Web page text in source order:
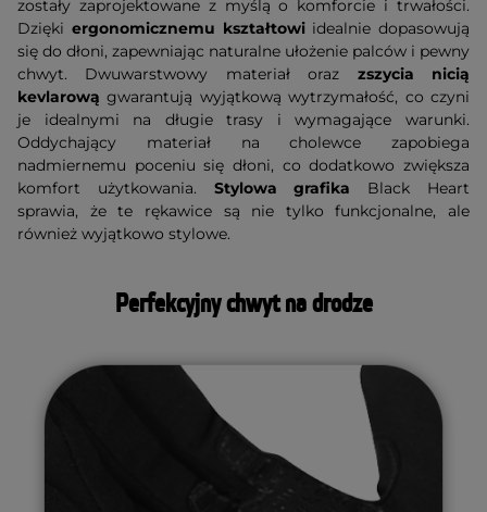
zostały zaprojektowane z myślą o komforcie i trwałości.
Dzięki ergonomicznemu kształtowiidealnie dopasowują
się do dłoni, zapewniając naturalne ułożenie palców i pewny
chwyt. Dwuwarstwowy materiał oraz zszycia nicią
kevlarową gwarantują wyjątkową wytrzymałość, co czyni
je idealnymi na długie trasy i wymagające warunki.
Oddychający materiał na cholewce zapobiega
nadmiernemu poceniu się dłoni, co dodatkowo zwiększa
komfort użytkowania. Stylowa grafika Black Heart
sprawia, że te rękawice są nie tylko funkcjonalne, ale
również wyjątkowo stylowe.
Perfekcyjny chwyt na drodze